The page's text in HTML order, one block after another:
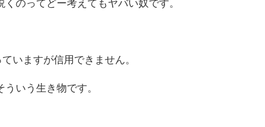
のってどー考えてもヤバい奴です。
いますが信用できません。
いう生き物です。